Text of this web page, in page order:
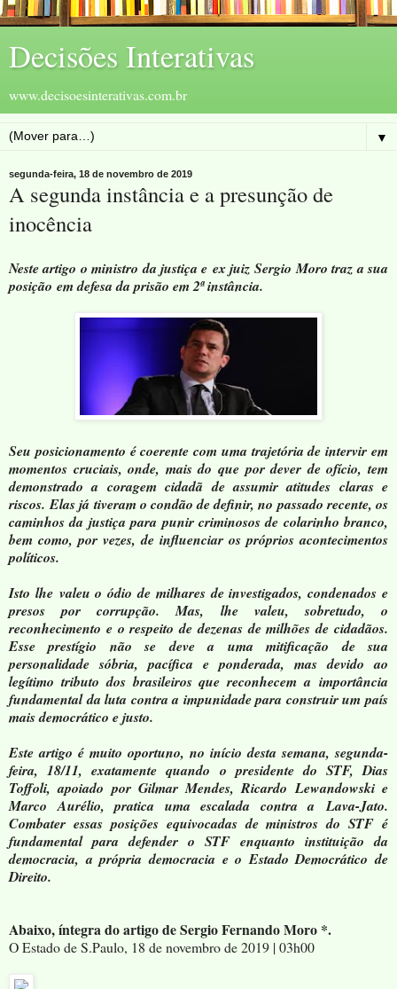
Decisões Interativas
www.decisoesinterativas.com.br
▼
segunda-feira, 18 de novembro de 2019
A segunda instância e a presunção de
inocência
Neste artigo o ministro da justiça e ex juiz Sergio Moro traz a sua
posição em defesa da prisão em 2ª instância.
Seu posicionamento é coerente com uma trajetória de intervir em
momentos cruciais, onde, mais do que por dever de ofício, tem
demonstrado a coragem cidadã de assumir atitudes claras e
riscos.Elas já tiveram o condão de definir, no passado recente, os
caminhos da justiça para punir criminosos de colarinho branco,
bem como, por vezes, de influenciar os próprios acontecimentos
políticos.
Isto lhe valeu o ódio de milhares de investigados, condenados e
presos por corrupção. Mas, lhe valeu, sobretudo, o
reconhecimento e o respeito de dezenas de milhões de cidadãos.
Esse prestígio não se deve a uma mitificação de sua
personalidade sóbria, pacífica e ponderada, mas devido ao
legítimo tributo dos brasileiros que reconhecem a importância
fundamental da luta contra a impunidade para construir um país
mais democrático e justo.
Este artigo é muito oportuno, no início desta semana, segunda-
feira, 18/11, exatamente quando o presidente do STF, Dias
Toffoli, apoiado por Gilmar Mendes, Ricardo Lewandowski e
Marco Aurélio, pratica uma escalada contra a Lava-Jato.
Combater essas posições equivocadas de ministros do STF é
fundamental para defender o STF enquanto instituição da
democracia, a própria democracia e o Estado Democrático de
Direito.
Abaixo, íntegra do artigo de Sergio Fernando Moro *.
O Estado de S.Paulo, 18 de novembro de 2019 | 03h00